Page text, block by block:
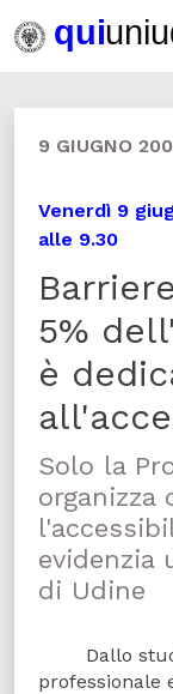
9 GIUGNO
Venerdì 9
alle 9.30
5%
è
Solo la
organizza
evidenzia
di Udine
Dallo
professionale